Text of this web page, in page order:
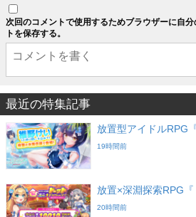
次回のコメントで使用するためブラウザーに自
トを保存する。
最近の特集記事
放置型アイドルRPG
19時間前
放置×深淵探索RPG
20時間前